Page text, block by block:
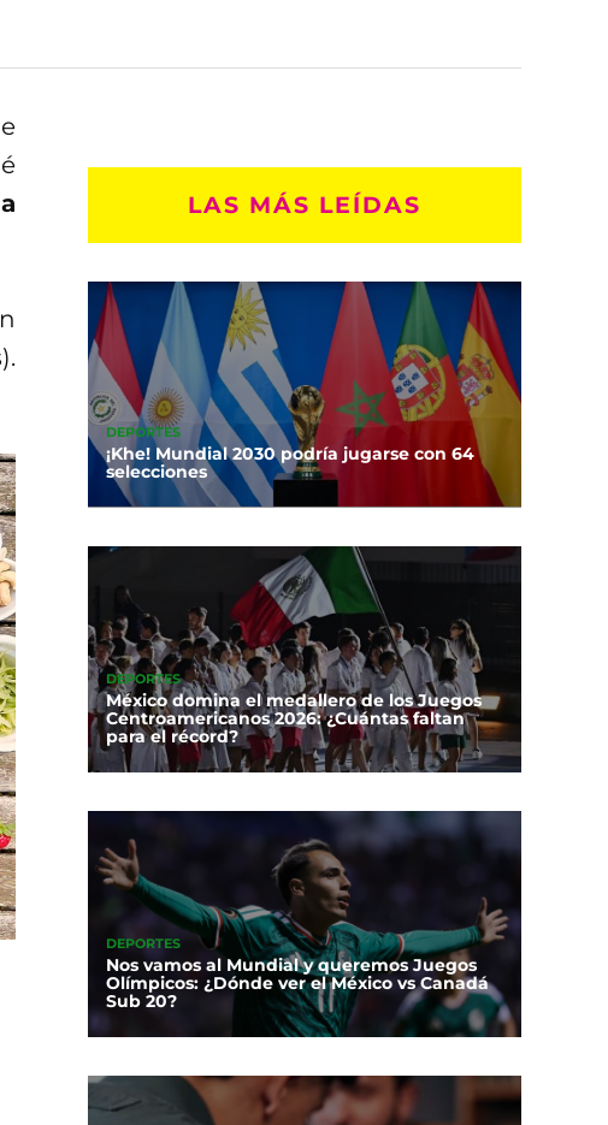
LAS MÁS LEÍDAS
DEPORTES
¡Khe! Mundial 2030 podría jugarse con 64
selecciones
DEPORTES
México domina el medallero de los Juegos
Centroamericanos 2026: ¿Cuántas faltan
para el récord?
DEPORTES
Nos vamos al Mundial y queremos Juegos
Olímpicos: ¿Dónde ver el México vs Canadá
Sub 20?